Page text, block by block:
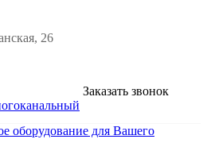
26
Заказать звонок